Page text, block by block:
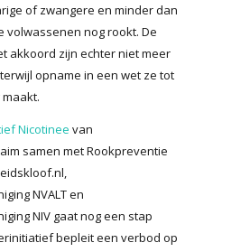
of zwangere en minder dan
volwassenen nog rookt. De
akkoord zijn echter niet meer
opname in een wet ze tot
Nicotinee van
samen met Rookpreventie
NVALT en
NIV gaat nog een stap
bepleit een verbod op